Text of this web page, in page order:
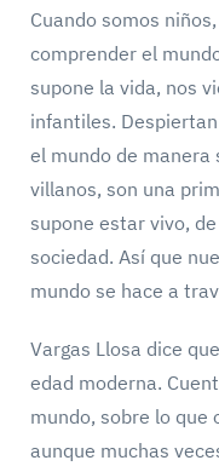
Cuando somos
comprender el
supone la vida, nos
infantiles.
el mundo de manera
villanos, son una
supone estar vivo,
sociedad. Así que
mundo se hace a
Vargas Llosa dice
edad moderna.
mundo, sobre lo que
aunque muchas